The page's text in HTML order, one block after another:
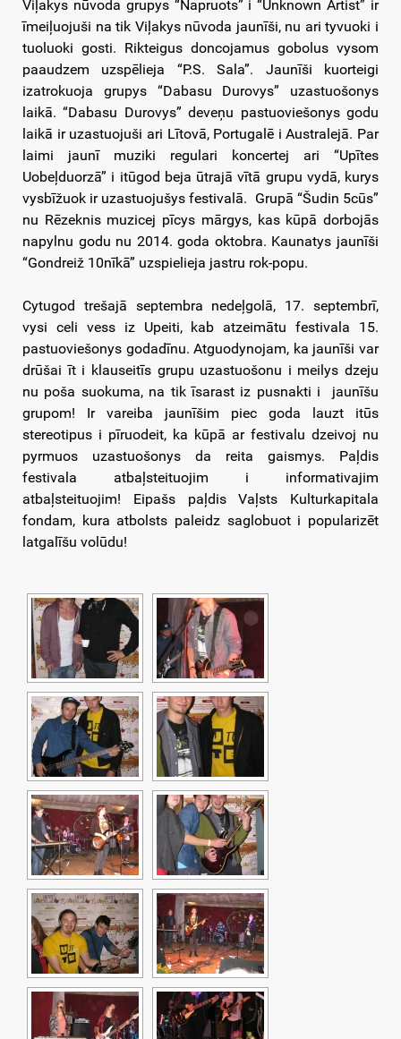
Viļakys nūvoda grupys “Napruots” i “Unknown Artist” ir
īmeiļuojuši na tik Viļakys nūvoda jaunīši, nu ari tyvuoki i
tuoluoki gosti. Rikteigus doncojamus gobolus vysom
paaudzem uzspēlieja “P.S. Sala”. Jaunīši kuorteigi
izatrokuoja grupys “Dabasu Durovys” uzastuošonys
laikā. “Dabasu Durovys” deveņu pastuoviešonys godu
laikā ir uzastuojuši ari Lītovā, Portugalē i Australejā. Par
laimi jaunī muziki regulari koncertej ari “Upītes
Uobeļduorzā” i itūgod beja ūtrajā vītā grupu vydā, kurys
vysbīžuok ir uzastuojušys festivalā. Grupā “Šudin 5cūs”
nu Rēzeknis muzicej pīcys mārgys, kas kūpā dorbojās
napylnu godu nu 2014. goda oktobra. Kaunatys jaunīši
“Gondreiž 10nīkā” uzspielieja jastru rok-popu.
Cytugod trešajā septembra nedeļgolā, 17. septembrī,
vysi celi vess iz Upeiti, kab atzeimātu festivala 15.
pastuoviešonys godadīnu. Atguodynojam, ka jaunīši var
drūšai īt i klauseitīs grupu uzastuošonu i meilys dzeju
nu poša suokuma, na tik īsarast iz pusnakti i jaunīšu
grupom! Ir vareiba jaunīšim piec goda lauzt itūs
stereotipus i pīruodeit, ka kūpā ar festivalu dzeivoj nu
pyrmuos uzastuošonys da reita gaismys. Paļdis
festivala atbaļsteituojim i informativajim
atbaļsteituojim! Eipašs paļdis Vaļsts Kulturkapitala
fondam, kura atbolsts paleidz saglobuot i popularizēt
latgalīšu volūdu!